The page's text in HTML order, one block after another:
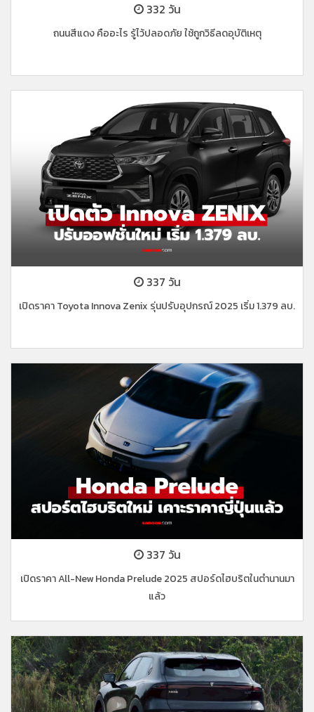
332 วัน
ถนนสีแดง คืออะไร รู้ไว้ปลอดภัย ใช้ถูกวิธีลดอุบัติเหตุ
337 วัน
เปิดราคา Toyota Innova Zenix รุ่นปรับอุปกรณ์ 2025 เริ่ม 1.379 ลบ.
337 วัน
เปิดราคา All-New Honda Prelude 2025 สปอร์ดไฮบริตในตำนานมา
แล้ว